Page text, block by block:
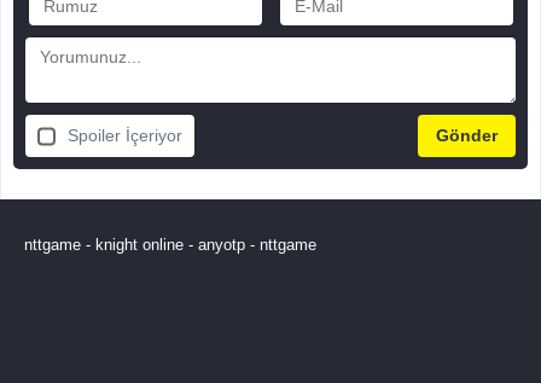
Spoiler İçeriyor
nttgame - knight online - anyotp - nttgame